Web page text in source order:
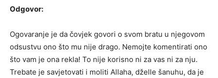
Odgovor:
Ogovaranje je da čovjek govori o svom bratu u njegovom
odsustvu ono što mu nije drago. Nemojte komentirati ono
što vam je ona rekla! To nije korisno ni za vas ni za nju.
Trebate je savjetovati i moliti Allaha, dželle šanuhu, da je